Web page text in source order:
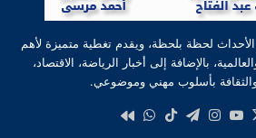
لحظة بلحظة، ويقدم تغطية متميزة لأهم
بالإضافة إلى أخبار الرياضة، الاقتصاد،
والثقافة بأسلوب مهني وموضوعي.
‫X
‫YouTube
انستقرام
تيلقرام‫TikTokواتساب